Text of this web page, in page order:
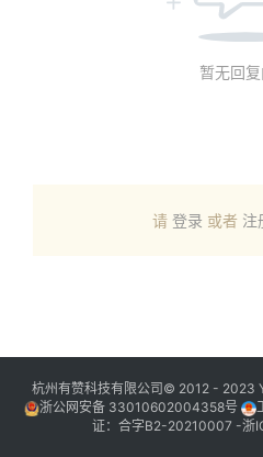
暂无回
请 登录 或者 注
杭州有赞科技有限公司© 2012 - 2023
浙公网安备 33010602004358号
证：合字B2-20210007 -浙